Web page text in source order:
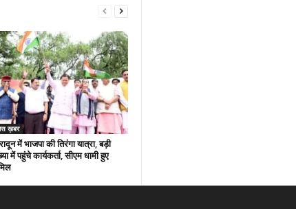
ख़बर
में भाजपा की तिरंगा यात्रा, बड़ी
में पहुंचे कार्यकर्ता, सीएम धामी हुए